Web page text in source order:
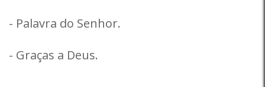
- Palavra do Senhor.
- Graças a Deus.